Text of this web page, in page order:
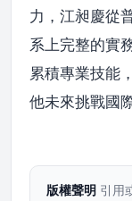
力，江昶慶從
系上完整的實
累積專業技能
他未來挑戰國
版權聲明 引用